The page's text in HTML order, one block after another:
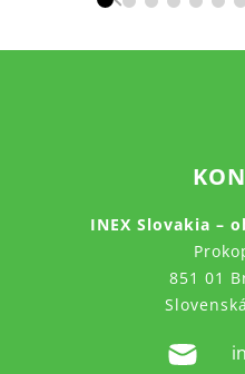
INEX Slovakia –
851 01